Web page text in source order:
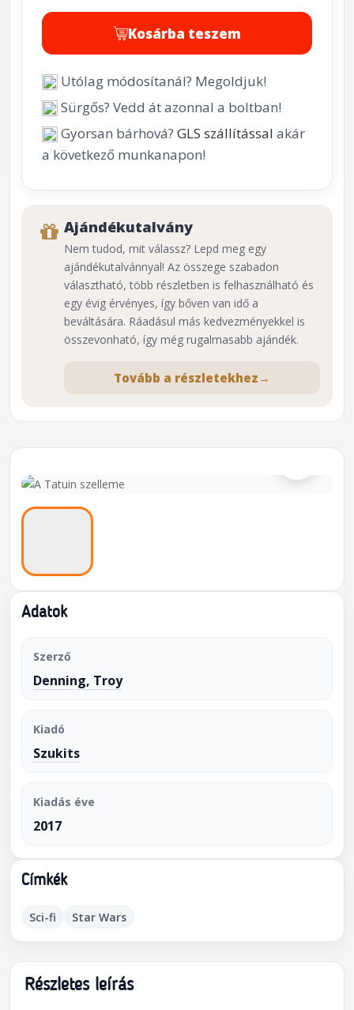
⌕
Adatok
Szerző
Denning, Troy
Kiadó
Szukits
Kiadás éve
2017
Címkék
Sci-fi Star Wars
Kosárba teszem
Utólag módosítanál? Megoldjuk!
Sürgős? Vedd át azonnal a boltban!
Gyorsan bárhová? GLS szállítással akár
a következő munkanapon!
Ajándékutalvány
Nem tudod, mit válassz? Lepd meg egy
ajándékutalvánnyal! Az összege szabadon
választható, több részletben is felhasználható és
egy évig érvényes, így bőven van idő a
beváltására. Ráadásul más kedvezményekkel is
összevonható, így még rugalmasabb ajándék.
Tovább a részletekhez →
Részletes leírás